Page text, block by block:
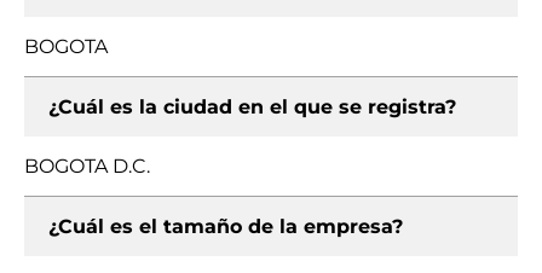
BOGOTA
¿Cuál es la ciudad en el que se registra?
BOGOTA D.C.
¿Cuál es el tamaño de la empresa?